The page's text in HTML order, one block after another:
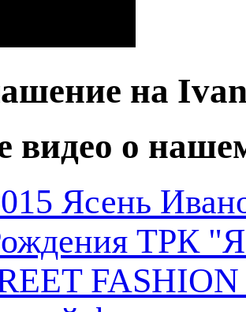
на
видео о
Ясень
ТРК